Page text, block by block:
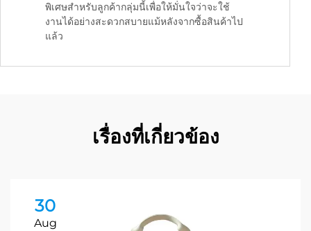
พิเศษสำหรับลูกค้ากลุ่มนี้เพื่อให้มั่นใจว่าจะใช้
งานได้อย่างสะดวกสบายแม้หลังจากซื้อสินค้าไป
แล้ว
เรื่องที่เกี่ยวข้อง
30
Aug